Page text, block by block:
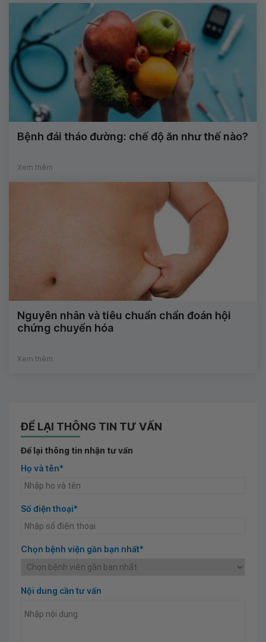
Bệnh đái tháo đường: chế độ ăn như thế nào?
Xem thêm
Nguyên nhân và tiêu chuẩn chẩn đoán hội
chứng chuyển hóa
Xem thêm
ĐỂ LẠI THÔNG TIN TƯ VẤN
Để lại thông tin nhận tư vấn
Họ và tên*
Số điện thoại*
Chọn bệnh viện gần bạn nhất*
Nội dung cần tư vấn